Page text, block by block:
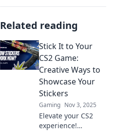
Related reading
Stick It to Your
CS2 Game:
Creative Ways to
Showcase Your
Stickers
Gaming Nov 3, 2025
Elevate your CS2
experience!